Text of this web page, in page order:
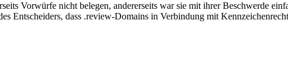
Vorwürfe nicht belegen, andererseits war sie mit ihrer Beschwerde
Entscheiders, dass .review-Domains in Verbindung mit